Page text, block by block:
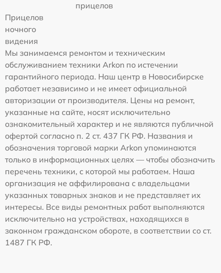
прицелов
Прицелов
ночного
видения
Мы занимаемся ремонтом и техническим
обслуживанием техники Arkon по истечении
гарантийного периода. Наш центр в Новосибирске
работает независимо и не имеет официальной
авторизации от производителя. Цены на ремонт,
указанные на сайте, носят исключительно
ознакомительный характер и не являются публичной
офертой согласно п. 2 ст. 437 ГК РФ. Названия и
обозначения торговой марки Arkon упоминаются
только в информационных целях — чтобы обозначить
перечень техники, с которой мы работаем. Наша
организация не аффилирована с владельцами
указанных товарных знаков и не представляет их
интересы. Все виды ремонтных работ выполняются
исключительно на устройствах, находящихся в
законном гражданском обороте, в соответствии со ст.
1487 ГК РФ.